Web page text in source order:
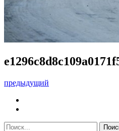
предыдущий